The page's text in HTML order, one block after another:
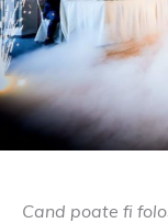
Cand poate fi